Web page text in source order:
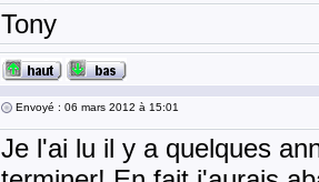
Tony
Envoyé : 06 mars 2012 à 15:01
Je l'ai lu il y a quelques